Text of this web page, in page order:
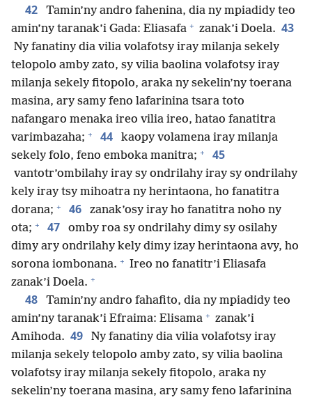
42
Tamin’ny andro fahenina, dia ny mpiadidy teo
amin’ny taranak’i Gada: Eliasafa + zanak’i Doela. 43
Ny fanatiny dia vilia volafotsy iray milanja sekely
telopolo amby zato, sy vilia baolina volafotsy iray
milanja sekely fitopolo, araka ny sekelin’ny toerana
masina, ary samy feno lafarinina tsara toto
nafangaro menaka ireo vilia ireo, hatao fanatitra
varimbazaha; + 44
kaopy volamena iray milanja
sekely folo, feno emboka manitra; + 45
vantotr’ombilahy iray sy ondrilahy iray sy ondrilahy
kely iray tsy mihoatra ny herintaona, ho fanatitra
dorana; + 46
zanak’osy iray ho fanatitra noho ny
ota; + 47
omby roa sy ondrilahy dimy sy osilahy
dimy ary ondrilahy kely dimy izay herintaona avy, ho
sorona iombonana. + Ireo no fanatitr’i Eliasafa
zanak’i Doela. +
48
Tamin’ny andro fahafito, dia ny mpiadidy teo
amin’ny taranak’i Efraima: Elisama + zanak’i
Amihoda. 49
Ny fanatiny dia vilia volafotsy iray
milanja sekely telopolo amby zato, sy vilia baolina
volafotsy iray milanja sekely fitopolo, araka ny
sekelin’ny toerana masina, ary samy feno lafarinina